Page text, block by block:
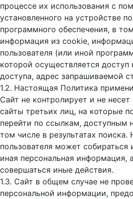
процессе их использования с
установленного на устройстве
программного обеспечения, в
информация из cookie,
пользователя (или иной
которой осуществляется
доступа, адрес запрашиваемой
1.2. Настоящая Политика
Сайт не контролирует и не несет
сайты третьих лиц, на которые
перейти по ссылкам, доступным
том числе в результатах поиска.
пользователя может собираться
иная персональная информация,
совершаться иные действия.
1.3. Сайт в общем случае не
персональной информации,